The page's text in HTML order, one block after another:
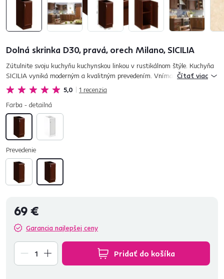
Dolná skrinka D30, pravá, orech Milano, SICILIA
5,0 1 recenzia
Zútulnite svoju kuchyňu kuchynskou linkou v rustikálnom štýle. Kuchyňa
SICILIA vyniká moderným a kvalitným prevedením. Vnímajte jedinečnú
krásu v detaile čelných plôch a ornamentoch okrasných líšt. Ku...
Čítať viac
Farba - detailná
Prevedenie
69 €
Garancia najlepšej ceny
Pridať do košíka